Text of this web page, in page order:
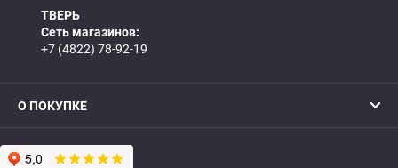
ТВЕРЬ
Сеть магазинов:
+7 (4822) 78-92-19
О ПОКУПКЕ